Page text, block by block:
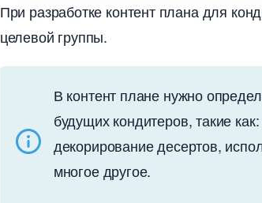
При разработке контент плана для
целевой группы.
контент плане нужно
удущих кондитеров, такие как:
декорирование десертов,
многое другое.